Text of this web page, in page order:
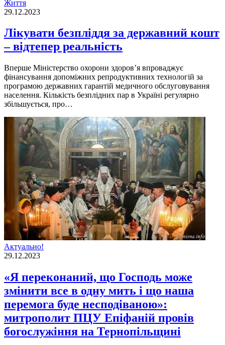
Життя
29.12.2023
Лікувати безпліддя за державний кошт
– відтепер реальність
Вперше Міністерство охорони здоров’я впроваджує
фінансування допоміжних репродуктивних технологій за
програмою державних гарантій медичного обслуговування
населення. Кількість безплідних пар в Україні регулярно
збільшується, про…
Актуально!
29.12.2023
«Я переконаний, що Господь може
змінити все в одну мить і що наша
перемога буде несподіваною»:
митрополит ПЦУ Епіфаній провів
богослужіння на Тернопільщині